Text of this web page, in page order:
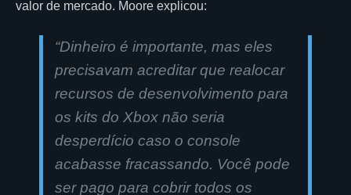
valor de mercado. Moore explicou:
“Dinheiro é importante, mas eles
precisavam acreditar que realocar
recursos de desenvolvimento para
os kits do Xbox não seria
desperdício caso o console
acabasse fracassando. Você pode
ser pago para cobrir todos os